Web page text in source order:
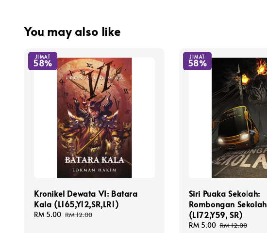
You may also like
JIMAT
58%
Kronikel Dewata VI: Batara
Kala (L165,Y12,SR,LR1)
Sale
RM 5.00 Regular
RM 12.00
JIMAT
58%
Siri Puaka Sekolah:
Rombongan Sekolah
(L172,Y59, SR)
Sale
RM 5.00 Regular
RM 12.00